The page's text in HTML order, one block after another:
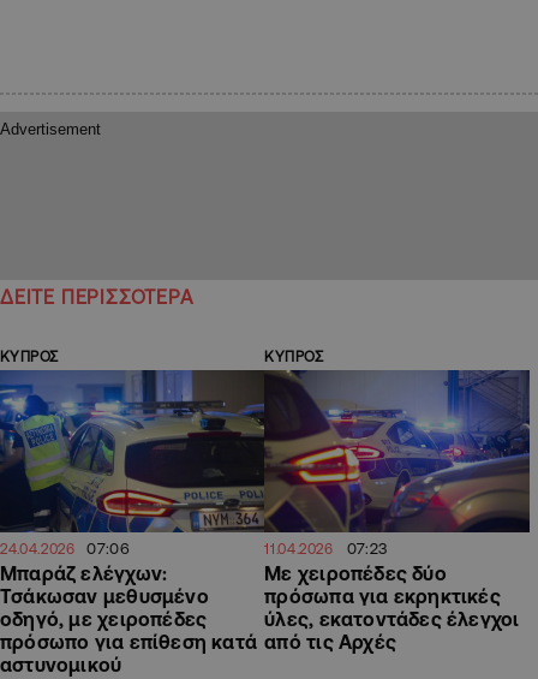
ΔΕΙΤΕ ΠΕΡΙΣΣΟΤΕΡΑ
ΚΥΠΡΟΣ
24.04.2026 07:06
Μπαράζ ελέγχων:
Τσάκωσαν μεθυσμένο
οδηγό, με χειροπέδες
πρόσωπο για επίθεση κατά
αστυνομικού
ΚΥΠΡΟΣ
11.04.2026 07:23
Με χειροπέδες δύο
πρόσωπα για εκρηκτικές
ύλες, εκατοντάδες έλεγχοι
από τις Αρχές